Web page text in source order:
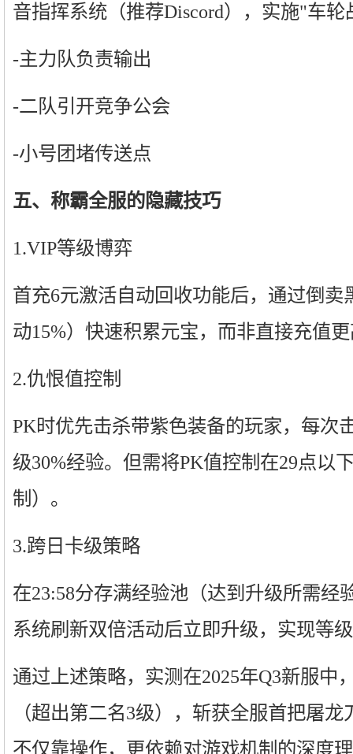
音指挥系统（推荐Discord），实施"车轮
-主力队负责输出
-二队引开竞争公会
-小号团堵传送点
五、称霸全服的隐藏技巧
1.VIP等级博弈
首充6元激活自动回收功能后，通过倒卖
动15%）快速积累元宝，而非直接充值
2.仇恨值控制
PK时优先击杀带紫色装备的玩家，每次
级30%经验。但需将PK值控制在29点以
制）。
3.跨日卡级策略
在23:58分存满经验池（达到升级所需经
系统刷新双倍活动后立即升级，实现等
通过上述策略，实测在2025年Q3新服中
（超出第二名3级），斩获全服首把屠
不仅靠操作，更依赖对游戏机制的深度